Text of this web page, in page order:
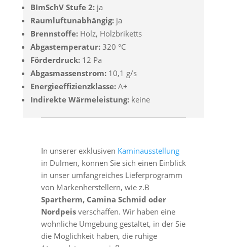
BImSchV Stufe 2:ja
Raumluftunabhängig:ja
Brennstoffe:Holz, Holzbriketts
Abgastemperatur:320 °C
Förderdruck:12 Pa
Abgasmassenstrom:10,1 g/s
Energieeffizienzklasse:A+
Indirekte Wärmeleistung:keine
In unserer exklusiven Kaminausstellung
in Dülmen, können Sie sich einen Einblick
in unser umfangreiches Lieferprogramm
von Markenherstellern, wie z.B
Spartherm, Camina Schmid oder
Nordpeisverschaffen. Wir haben eine
wohnliche Umgebung gestaltet, in der Sie
die Möglichkeit haben, die ruhige